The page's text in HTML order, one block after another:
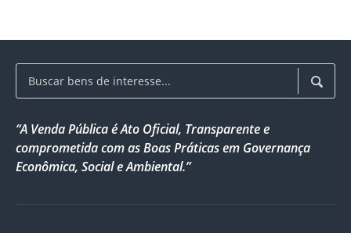
“A Venda Pública é Ato Oficial, Transparente e
comprometida com as Boas Práticas em Governança
Econômica, Social e Ambiental.”